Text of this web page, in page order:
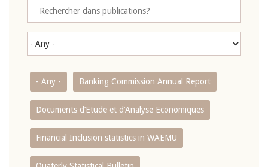
- Any - Banking Commission Annual Report
Documents d’Etude et d’Analyse Economiques
Financial Inclusion statistics in WAEMU